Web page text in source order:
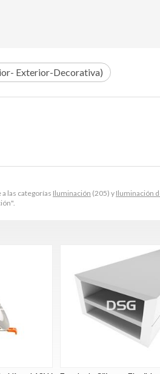
las categorías Iluminación (205) y Iluminación
Exterior-Decorativa)